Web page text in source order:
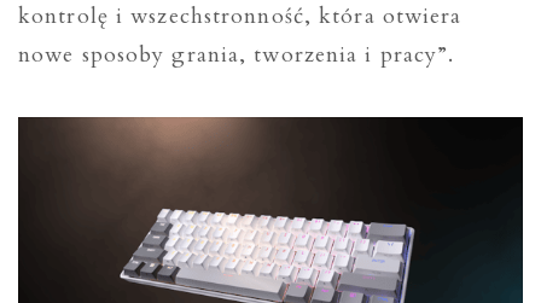
kontrolę i wszechstronność, która otwiera
nowe sposoby grania, tworzenia i pracy”.